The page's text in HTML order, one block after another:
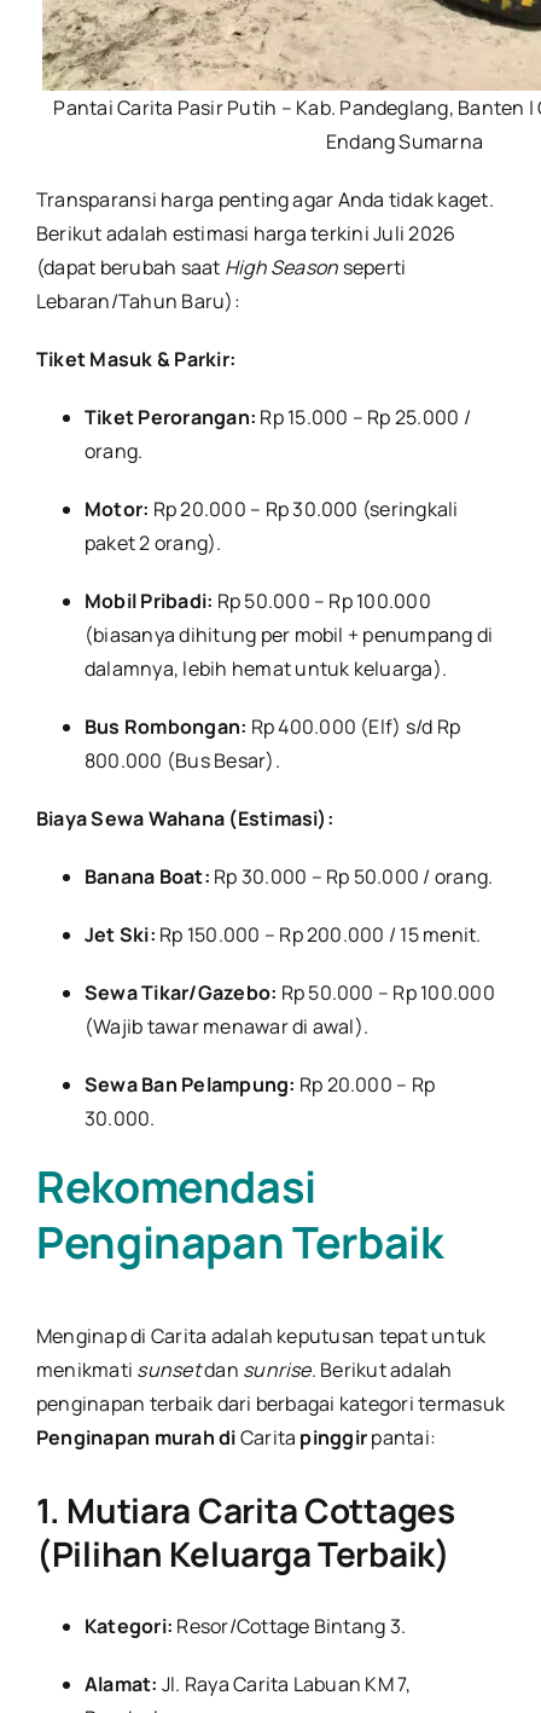
Pantai Carita Pasir Putih – Kab. Pandeglang, Banten
Endang Sumarna
Transparansi harga penting agar Anda tidak kaget.
Berikut adalah estimasi harga terkini Juli 2026
(dapat berubah saat High Season seperti
Lebaran/Tahun Baru):
Tiket Masuk & Parkir:
Tiket Perorangan: Rp 15.000 – Rp 25.000 /
orang.
Motor: Rp 20.000 – Rp 30.000 (seringkali
paket 2 orang).
Mobil Pribadi: Rp 50.000 – Rp 100.000
(biasanya dihitung per mobil + penumpang di
dalamnya, lebih hemat untuk keluarga).
Bus Rombongan: Rp 400.000 (Elf) s/d Rp
800.000 (Bus Besar).
Biaya Sewa Wahana (Estimasi):
Banana Boat: Rp 30.000 – Rp 50.000 / orang.
Jet Ski: Rp 150.000 – Rp 200.000 / 15 menit.
Sewa Tikar/Gazebo: Rp 50.000 – Rp 100.000
(Wajib tawar menawar di awal).
Sewa Ban Pelampung: Rp 20.000 – Rp
30.000.
Rekomendasi
Penginapan Terbaik
Menginap di Carita adalah keputusan tepat untuk
menikmati sunsetdan sunrise. Berikut adalah
penginapan terbaik dari berbagai kategori termasuk
Penginapan murah diCarita pinggirpantai:
1. Mutiara Carita Cottages
(Pilihan Keluarga Terbaik)
Kategori: Resor/Cottage Bintang 3.
Alamat: Jl. Raya Carita Labuan KM 7,